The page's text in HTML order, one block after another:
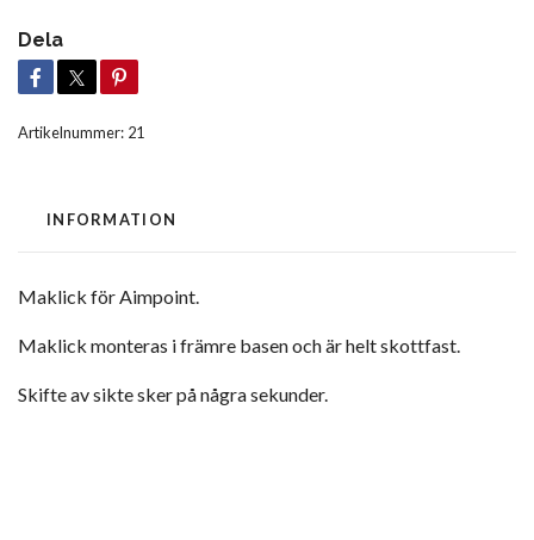
Dela
Artikelnummer: 21
INFORMATION
Maklick för Aimpoint.
Maklick monteras i främre basen och är helt skottfast.
Skifte av sikte sker på några sekunder.